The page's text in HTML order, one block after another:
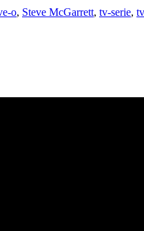
o, Steve McGarrett, tv-serie,